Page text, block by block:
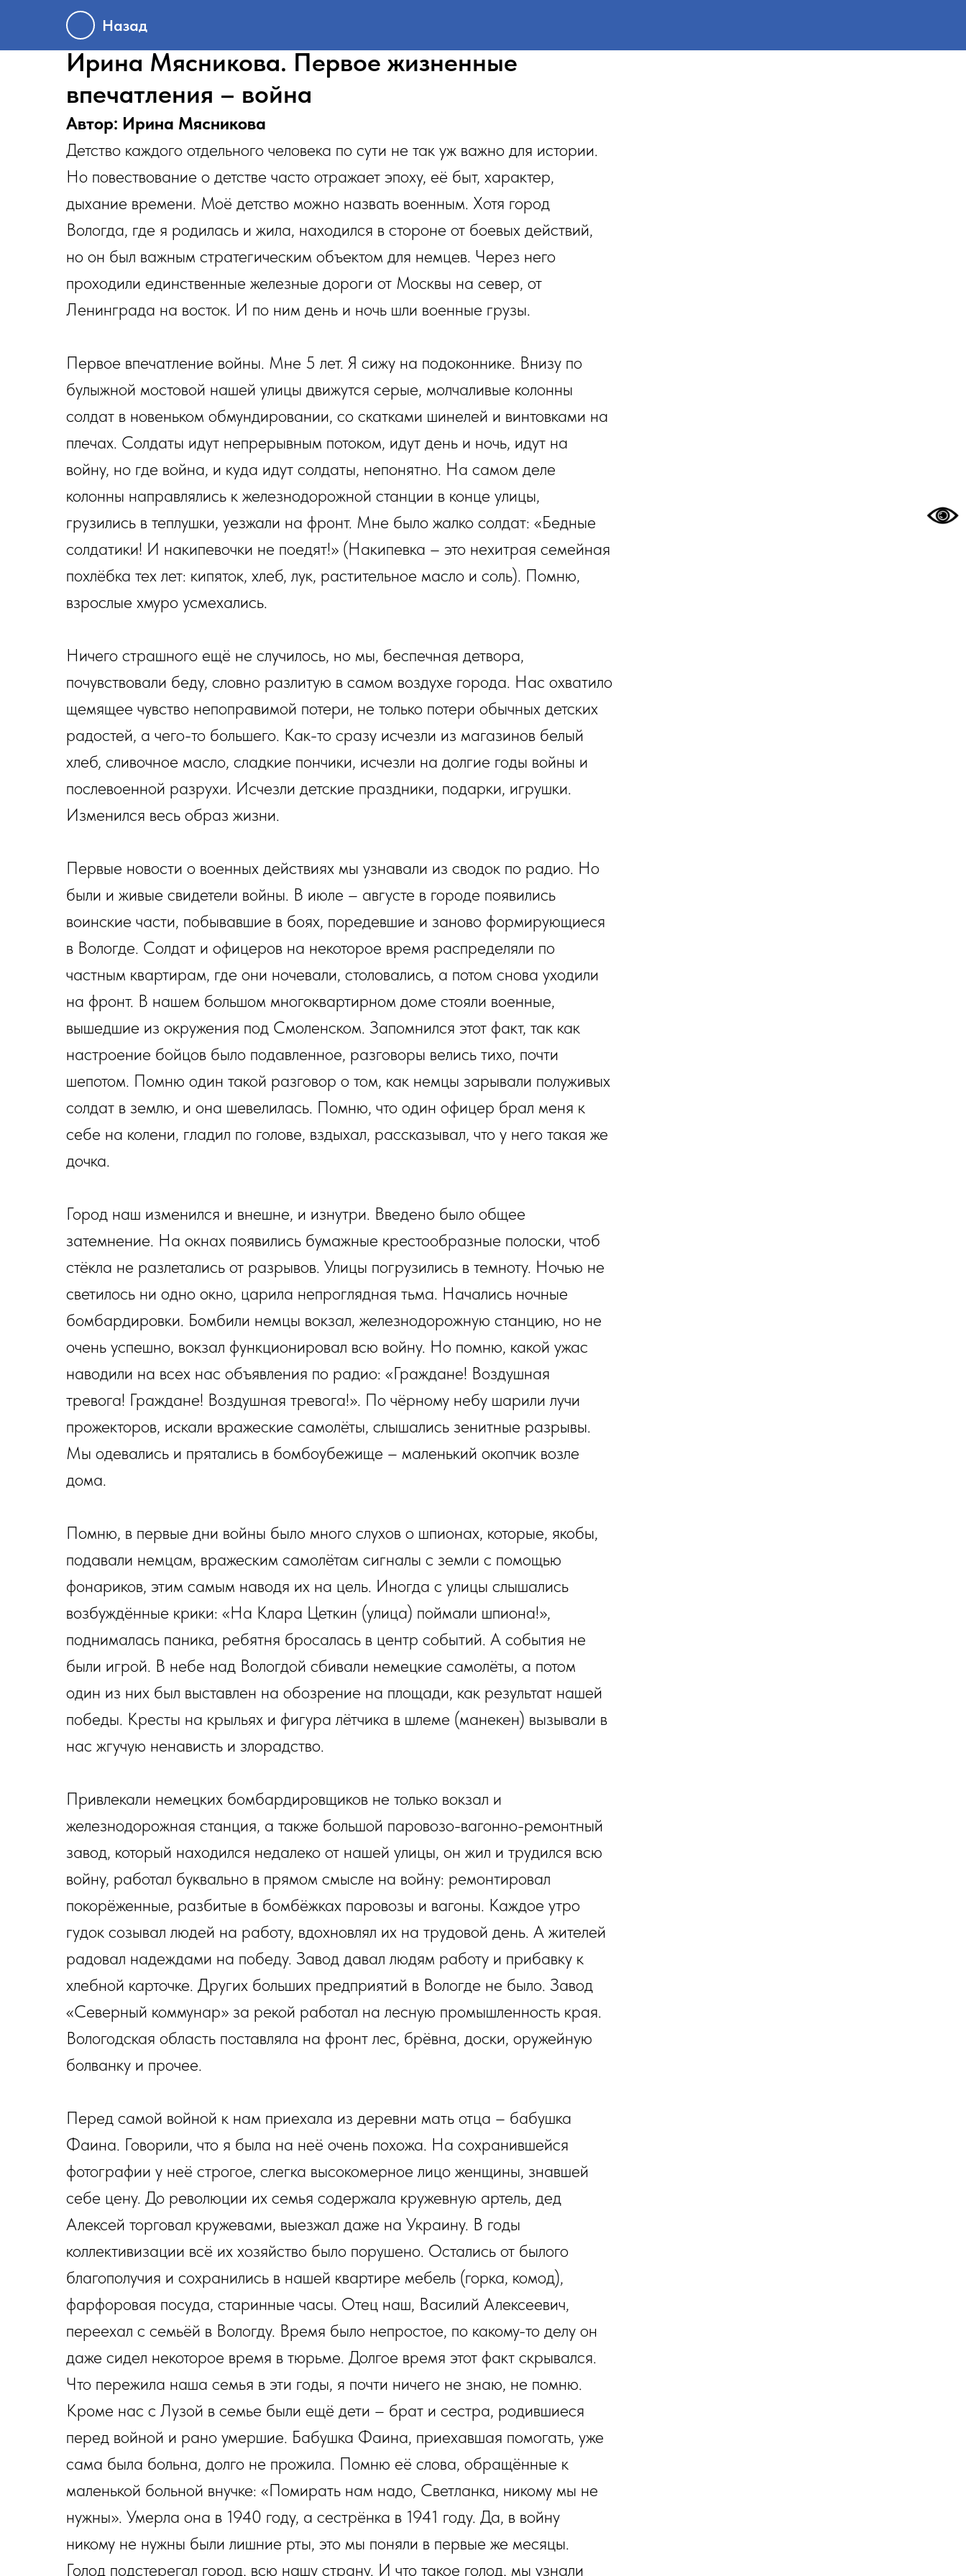
Назад
Ирина Мясникова. Первое жизненные
впечатления – война
Автор: Ирина Мясникова
Детство каждого отдельного человека по сути не так уж важно для истории.
Но повествование о детстве часто отражает эпоху, её быт, характер,
дыхание времени. Моё детство можно назвать военным. Хотя город
Вологда, где я родилась и жила, находился в стороне от боевых действий,
но он был важным стратегическим объектом для немцев. Через него
проходили единственные железные дороги от Москвы на север, от
Ленинграда на восток. И по ним день и ночь шли военные грузы.
Первое впечатление войны. Мне 5 лет. Я сижу на подоконнике. Внизу по
булыжной мостовой нашей улицы движутся серые, молчаливые колонны
солдат в новеньком обмундировании, со скатками шинелей и винтовками на
плечах. Солдаты идут непрерывным потоком, идут день и ночь, идут на
войну, но где война, и куда идут солдаты, непонятно. На самом деле
колонны направлялись к железнодорожной станции в конце улицы,
грузились в теплушки, уезжали на фронт. Мне было жалко солдат: «Бедные
солдатики! И накипевочки не поедят!» (Накипевка – это нехитрая семейная
похлёбка тех лет: кипяток, хлеб, лук, растительное масло и соль). Помню,
взрослые хмуро усмехались.
Ничего страшного ещё не случилось, но мы, беспечная детвора,
почувствовали беду, словно разлитую в самом воздухе города. Нас охватило
щемящее чувство непоправимой потери, не только потери обычных детских
радостей, а чего-то большего. Как-то сразу исчезли из магазинов белый
хлеб, сливочное масло, сладкие пончики, исчезли на долгие годы войны и
послевоенной разрухи. Исчезли детские праздники, подарки, игрушки.
Изменился весь образ жизни.
Первые новости о военных действиях мы узнавали из сводок по радио. Но
были и живые свидетели войны. В июле – августе в городе появились
воинские части, побывавшие в боях, поредевшие и заново формирующиеся
в Вологде. Солдат и офицеров на некоторое время распределяли по
частным квартирам, где они ночевали, столовались, а потом снова уходили
на фронт. В нашем большом многоквартирном доме стояли военные,
вышедшие из окружения под Смоленском. Запомнился этот факт, так как
настроение бойцов было подавленное, разговоры велись тихо, почти
шепотом. Помню один такой разговор о том, как немцы зарывали полуживых
солдат в землю, и она шевелилась. Помню, что один офицер брал меня к
себе на колени, гладил по голове, вздыхал, рассказывал, что у него такая же
дочка.
Город наш изменился и внешне, и изнутри. Введено было общее
затемнение. На окнах появились бумажные крестообразные полоски, чтоб
стёкла не разлетались от разрывов. Улицы погрузились в темноту. Ночью не
светилось ни одно окно, царила непроглядная тьма. Начались ночные
бомбардировки. Бомбили немцы вокзал, железнодорожную станцию, но не
очень успешно, вокзал функционировал всю войну. Но помню, какой ужас
наводили на всех нас объявления по радио: «Граждане! Воздушная
тревога! Граждане! Воздушная тревога!». По чёрному небу шарили лучи
прожекторов, искали вражеские самолёты, слышались зенитные разрывы.
Мы одевались и прятались в бомбоубежище – маленький окопчик возле
дома.
Помню, в первые дни войны было много слухов о шпионах, которые, якобы,
подавали немцам, вражеским самолётам сигналы с земли с помощью
фонариков, этим самым наводя их на цель. Иногда с улицы слышались
возбуждённые крики: «На Клара Цеткин (улица) поймали шпиона!»,
поднималась паника, ребятня бросалась в центр событий. А события не
были игрой. В небе над Вологдой сбивали немецкие самолёты, а потом
один из них был выставлен на обозрение на площади, как результат нашей
победы. Кресты на крыльях и фигура лётчика в шлеме (манекен) вызывали в
нас жгучую ненависть и злорадство.
Привлекали немецких бомбардировщиков не только вокзал и
железнодорожная станция, а также большой паровозо-вагонно-ремонтный
завод, который находился недалеко от нашей улицы, он жил и трудился всю
войну, работал буквально в прямом смысле на войну: ремонтировал
покорёженные, разбитые в бомбёжках паровозы и вагоны. Каждое утро
гудок созывал людей на работу, вдохновлял их на трудовой день. А жителей
радовал надеждами на победу. Завод давал людям работу и прибавку к
хлебной карточке. Других больших предприятий в Вологде не было. Завод
«Северный коммунар» за рекой работал на лесную промышленность края.
Вологодская область поставляла на фронт лес, брёвна, доски, оружейную
болванку и прочее.
Перед самой войной к нам приехала из деревни мать отца – бабушка
Фаина. Говорили, что я была на неё очень похожа. На сохранившейся
фотографии у неё строгое, слегка высокомерное лицо женщины, знавшей
себе цену. До революции их семья содержала кружевную артель, дед
Алексей торговал кружевами, выезжал даже на Украину. В годы
коллективизации всё их хозяйство было порушено. Остались от былого
благополучия и сохранились в нашей квартире мебель (горка, комод),
фарфоровая посуда, старинные часы. Отец наш, Василий Алексеевич,
переехал с семьёй в Вологду. Время было непростое, по какому-то делу он
даже сидел некоторое время в тюрьме. Долгое время этот факт скрывался.
Что пережила наша семья в эти годы, я почти ничего не знаю, не помню.
Кроме нас с Лузой в семье были ещё дети – брат и сестра, родившиеся
перед войной и рано умершие. Бабушка Фаина, приехавшая помогать, уже
сама была больна, долго не прожила. Помню её слова, обращённые к
маленькой больной внучке: «Помирать нам надо, Светланка, никому мы не
нужны». Умерла она в 1940 году, а сестрёнка в 1941 году. Да, в войну
никому не нужны были лишние рты, это мы поняли в первые же месяцы.
Голод подстерегал город, всю нашу страну. И что такое голод, мы узнали